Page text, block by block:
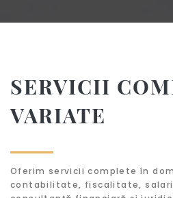
SERVICII
VARIATE
Oferim servicii complete în
contabilitate, fiscalitate,